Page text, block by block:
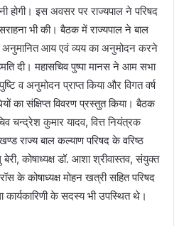
होगी। इस अवसर पर राज्यपाल ने परिषद
भी की। बैठक में राज्यपाल ने बाल
आय एवं व्यय का अनुमोदन करने
दी। महासचिव पुष्पा मानस ने आम सभा
व अनुमोदन प्राप्त किया और विगत वर्ष
का संक्षिप्त विवरण प्रस्तुत किया। बैठक
चन्द्रेश कुमार यादव, वित्त नियंत्रक
राज्य बाल कल्याण परिषद के वरिष्ठ
बेरी, कोषाध्यक्ष डॉ. आशा श्रीवास्तव, संयुक्त
के कोषाध्यक्ष मोहन खत्री सहित परिषद
कार्यकारिणी के सदस्य भी उपस्थित थे।